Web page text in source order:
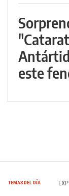
este
TEMAS DEL DÍA